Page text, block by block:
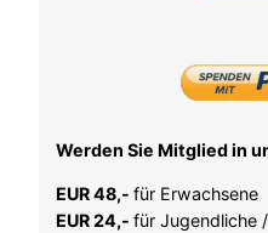
Werden Sie Mitglied in
EUR 48,- für Erwachsene
EUR 24,- für Jugendliche